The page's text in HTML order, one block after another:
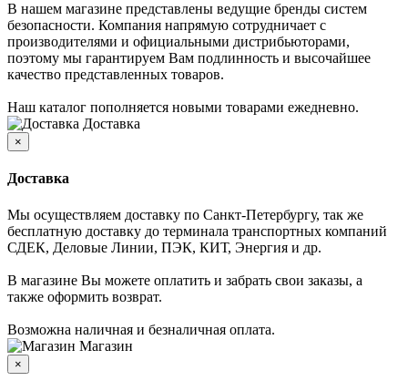
В нашем магазине представлены ведущие бренды систем
безопасности. Компания напрямую сотрудничает с
производителями и официальными дистрибьюторами,
поэтому мы гарантируем Вам подлинность и высочайшее
качество представленных товаров.
Наш каталог пополняется новыми товарами ежедневно.
Доставка
×
Доставка
Мы осуществляем доставку по Санкт-Петербургу, так же
бесплатную доставку до терминала транспортных компаний
СДЕК, Деловые Линии, ПЭК, КИТ, Энергия и др.
В магазине Вы можете оплатить и забрать свои заказы, а
также оформить возврат.
Возможна наличная и безналичная оплата.
Магазин
×